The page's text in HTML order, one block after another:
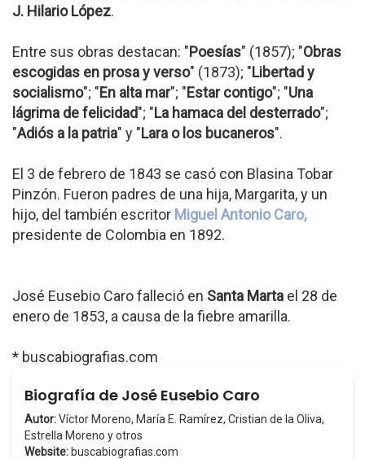
J. Hilario López.
Entre sus obras destacan: "Poesías" (1857); "Obras
escogidas en prosa y verso" (1873); "Libertad y
socialismo"; "En alta mar"; "Estar contigo"; "Una
lágrima de felicidad"; "La hamaca del desterrado";
"Adiós a la patria" y "Lara o los bucaneros".
El 3 de febrero de 1843 se casó con Blasina Tobar
Pinzón. Fueron padres de una hija, Margarita, y un
hijo, del también escritor Miguel Antonio Caro,
presidente de Colombia en 1892.
José Eusebio Caro falleció en Santa Marta el 28 de
enero de 1853, a causa de la fiebre amarilla.
* buscabiografias.com
Biografía de José Eusebio Caro
Autor:Víctor Moreno, María E. Ramírez, Cristian de la Oliva,
Estrella Moreno y otros
Website: buscabiografias.com